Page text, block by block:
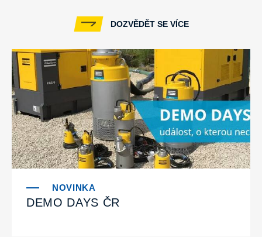
DOZVĚDĚT SE VÍCE
DEMO DAYS ČR